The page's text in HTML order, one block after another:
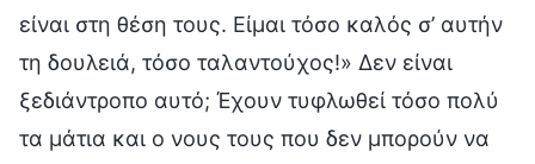
είναι στη θέση τους. Είμαι τόσο καλός σ’ αυτήν
τη δουλειά, τόσο ταλαντούχος!» Δεν είναι
ξεδιάντροπο αυτό; Έχουν τυφλωθεί τόσο πολύ
τα μάτια και ο νους τους που δεν μπορούν να